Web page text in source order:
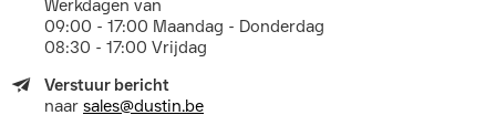
Werkdagen van
09:00 - 17:00 Maandag - Donderdag
08:30 - 17:00 Vrijdag
Verstuur bericht
naar sales@dustin.be